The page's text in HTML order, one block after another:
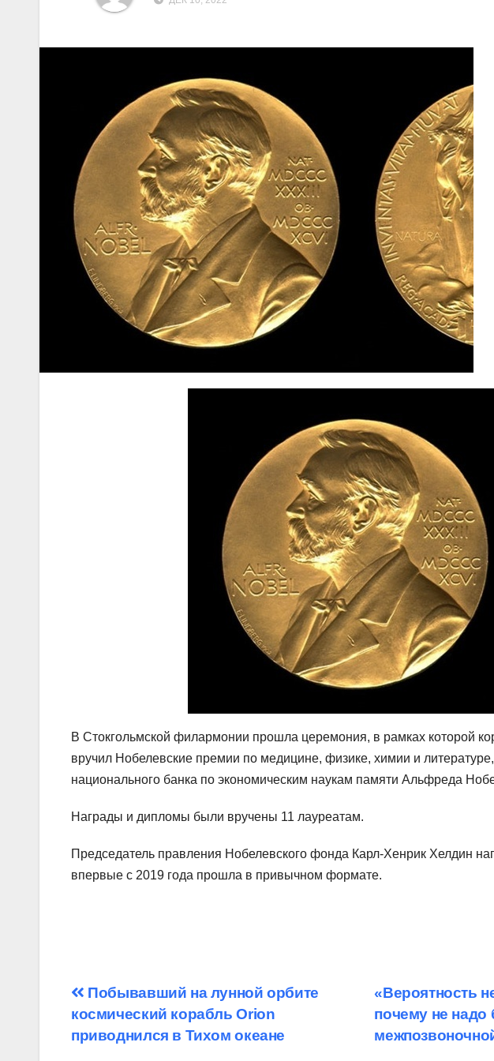
В Стокгольмской филармонии прошла церемония, в рамках которой
вручил Нобелевские премии по медицине, физике, химии и
национального банка по экономическим наукам памяти Альфреда
Награды и дипломы были вручены 11 лауреатам.
Председатель правления Нобелевского фонда Карл-Хенрик Хелдин
впервые с 2019 года прошла в привычном формате.
Навигация
по
«Вероятность
почему не надо
Побывавший на лунной орбите
космический корабль Orion
приводнился в Тихом океане